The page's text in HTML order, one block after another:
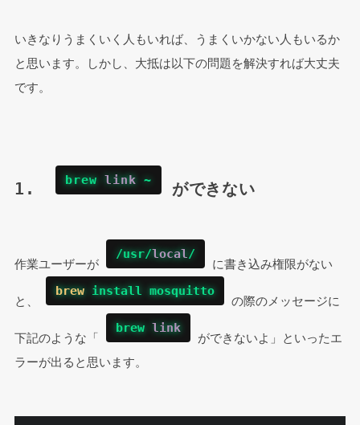
いきなりうまくいく人もいれば、うまくいかない人もいるか
と思います。しかし、大抵は以下の問題を解決すれば大丈夫
です。
1. brew link ~ ができない
作業ユーザーが
/usr/local/
に書き込み権限がない
と、
brew install mosquitto
の際のメッセージに
下記のような「
brew link
ができないよ」といったエ
ラーが出ると思います。